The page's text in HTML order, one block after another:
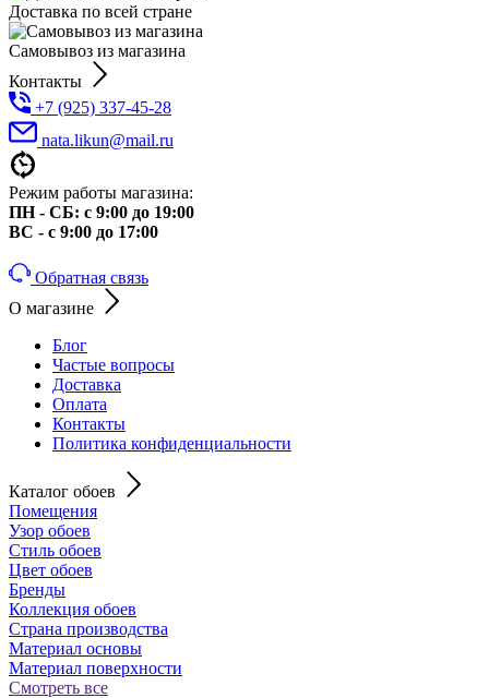
Доставка по всей стране
Самовывоз из магазина
Контакты
+7 (925) 337-45-28
nata.likun@mail.ru
Режим работы магазина:
ПН - СБ: с 9:00 до 19:00
ВС - с 9:00 до 17:00
Обратная связь
О магазине
Блог
Частые вопросы
Доставка
Оплата
Контакты
Политика конфиденциальности
Каталог обоев
Помещения
Узор обоев
Стиль обоев
Цвет обоев
Бренды
Коллекция обоев
Страна производства
Материал основы
Материал поверхности
Смотреть все